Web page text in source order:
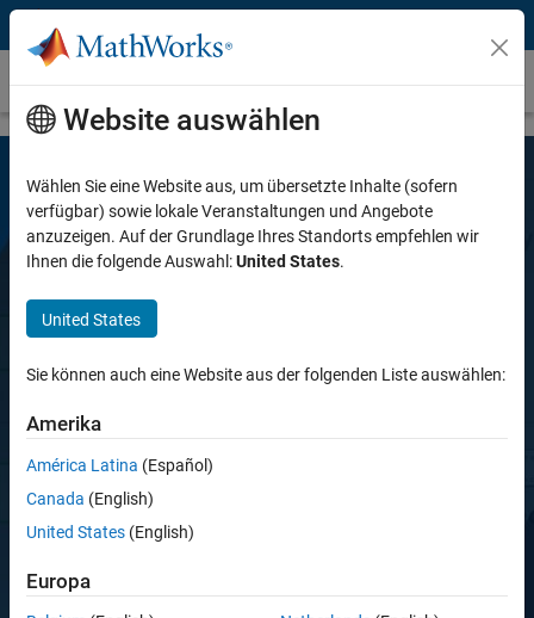
Weiter zum Inhalt
Simulink Coverage
Simulink Coverage
Messen Sie die Testabdeckung in Modellen
und erzeugtem Code
Website auswählen
Wählen Sie eine Website aus, um übersetzte Inhalte (sofern
verfügbar) sowie lokale Veranstaltungen und Angebote
anzuzeigen. Auf der Grundlage Ihres Standorts empfehlen wir
Ihnen die folgende Auswahl:United States.
United States
Sie können auch eine Website aus der folgenden Liste auswählen:
Amerika
América Latina (Español)
Canada (English)
United States (English)
Europa